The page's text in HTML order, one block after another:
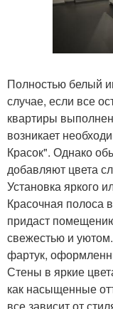
Полностью белый
случае, если все
квартиры
возникает
Красок". Однако
добавляют цвета
Установка яркого
Красочная полоса
придаст
свежестью и
фартук,
Стены в яркие
как насыщенные
все зависит от